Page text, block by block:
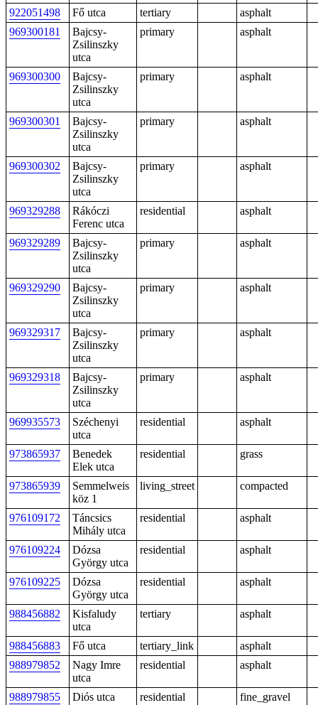
922051498 Fő utca tertiary
asphalt
969300181
Bajcsy-
Zsilinszky
utca
primary asphalt
969300300
Bajcsy-
Zsilinszky
utca
primary asphalt
969300301
Bajcsy-
Zsilinszky
utca
primary asphalt
969300302
Bajcsy-
Zsilinszky
utca
primary asphalt
969329288
Rákóczi
Ferenc utca
residential asphalt
969329289
Bajcsy-
Zsilinszky
utca
primary asphalt
969329290
Bajcsy-
Zsilinszky
utca
primary asphalt
969329317
Bajcsy-
Zsilinszky
utca
primary asphalt
969329318
Bajcsy-
Zsilinszky
utca
primary asphalt
969935573
Széchenyi
utca
residential asphalt
973865937
Benedek
Elek utca
residential grass
973865939
Semmelweis
köz 1
living_street compacted
976109172
Táncsics
Mihály utca
residential asphalt
976109224
Dózsa
György utca
residential asphalt
976109225
Dózsa
György utca
residential asphalt
988456882
Kisfaludy
utca
tertiary asphalt
988456883 Fő utca tertiary_link
asphalt
988979852
Nagy Imre
utca
residential asphalt
988979855 Diós utca residential fine_gravel